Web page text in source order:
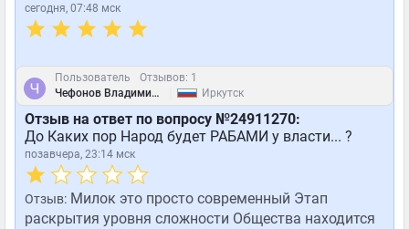
сегодня, 07:48 мск
Пользователь
Отзывов: 1
Чефонов Владимир Михайлович
Иркутск
Отзыв на ответ по вопросу №24911270:
До Каких пор Народ будет РАБАМИ у власти... ?
позавчера, 23:14 мск
Отзыв: Милок это просто современный Этап
раскрытия уровня сложности Общества находится